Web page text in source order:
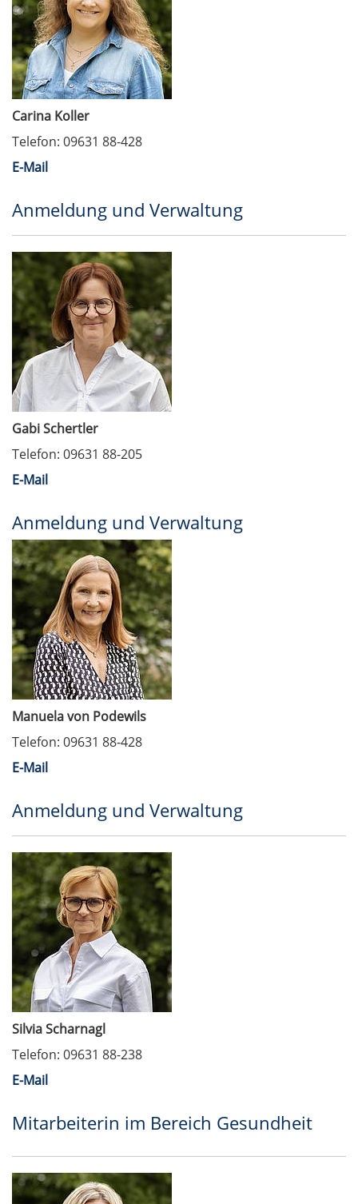
Carina Koller
Telefon: 09631 88-428
E-Mail
Anmeldung und Verwaltung
Gabi Schertler
Telefon: 09631 88-205
E-Mail
Anmeldung und Verwaltung
Manuela von Podewils
Telefon: 09631 88-428
E-Mail
Anmeldung und Verwaltung
Silvia Scharnagl
Telefon: 09631 88-238
E-Mail
Mitarbeiterin im Bereich Gesundheit